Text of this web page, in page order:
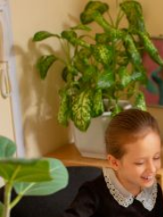
Qui
sommes-
nous ?
S'inscrire à
la
newsletter